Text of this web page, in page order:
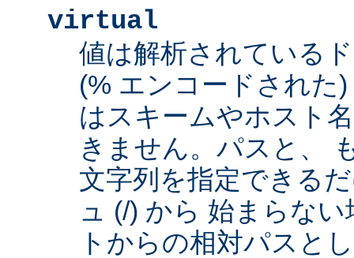
virtual
値は解析されている
(% エンコードされた
はスキームやホスト
きません。パスと、
文字列を指定できる
ュ (/) から 始まらな
トからの相対パスと